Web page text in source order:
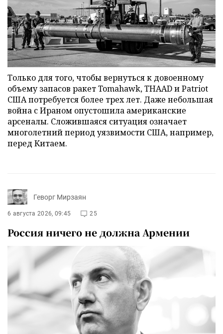
Только для того, чтобы вернуться к довоенному
объему запасов ракет Tomahawk, THAAD и Patriot
США потребуется более трех лет. Даже небольшая
война с Ираном опустошила американские
арсеналы. Сложившаяся ситуация означает
многолетний период уязвимости США, например,
перед Китаем.
Геворг Мирзаян
6 августа 2026, 09:45 25
Россия ничего не должна Армении